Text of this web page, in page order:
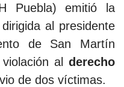
Puebla) emitió la
al presidente
de San Martín
al derecho
de dos víctimas.